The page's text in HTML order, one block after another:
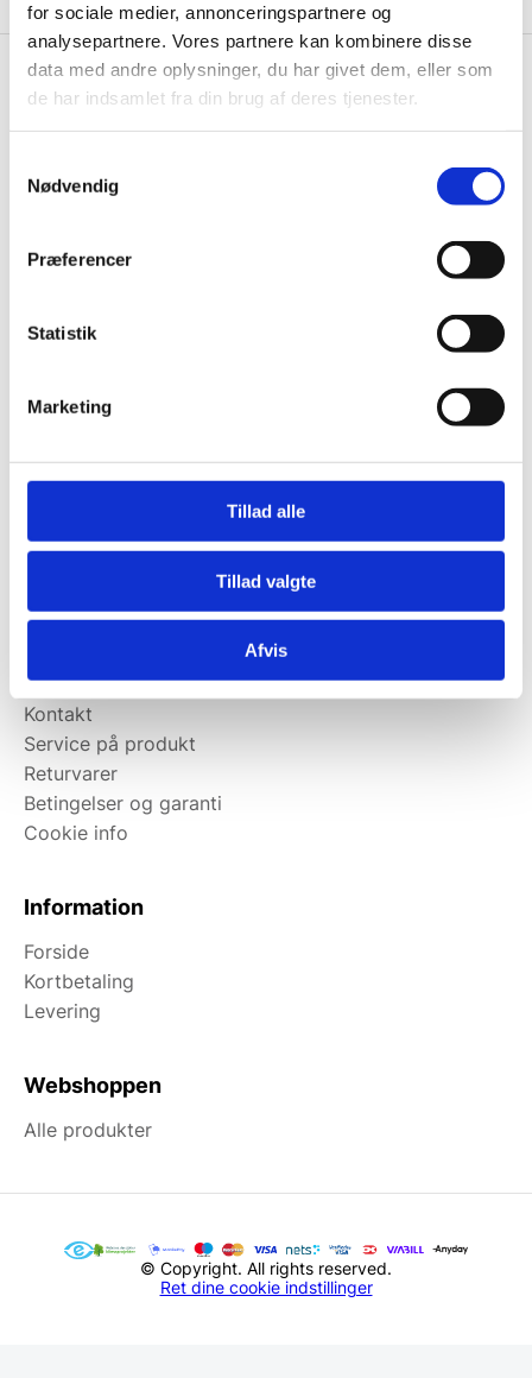
for sociale medier, annonceringspartnere og
analysepartnere. Vores partnere kan kombinere disse
data med andre oplysninger, du har givet dem, eller som
de har indsamlet fra din brug af deres tjenester.
Nødvendig
Præferencer
Statistik
Marketing
Tillad alle
Tillad valgte
Afvis
Wallshop.dk
Gastrobutikken ApS
7430 Ikast
Telefon træffetid:
Mandag til torsdag: 10:00 – 14:00.
Afhentning muligt
man-torsdag fra 08:00-16:00.
Fredag 08:00-13.00
Kundeservice
Kontakt
Service på produkt
Returvarer
Betingelser og garanti
Cookie info
Information
Forside
Kortbetaling
Levering
Webshoppen
Alle produkter
© Copyright. All rights reserved.
Ret dine cookie indstillinger